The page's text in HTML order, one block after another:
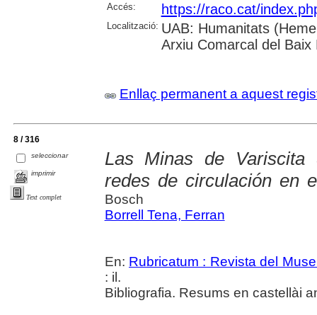
Accés: https://raco.cat/
Localització: UAB: Humanitats
Arxiu Comarcal del
Enllaç permanent a aquest
8 / 316
seleccionar
imprimir
Text complet
Las Minas de
redes de circulación en
Bosch
Borrell Tena, Ferran
En: Rubricatum : Revista del
: il.
Bibliografia. Resums en castellài